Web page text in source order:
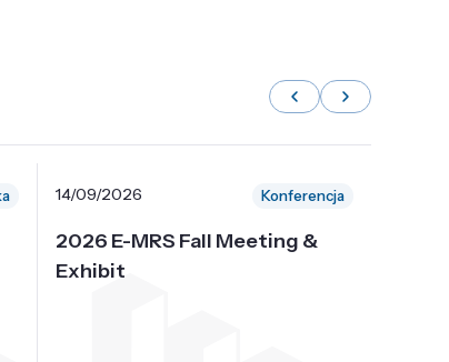
14/09/2026 Konferencja
2026 E-MRS Fall Meeting &
Exhibit